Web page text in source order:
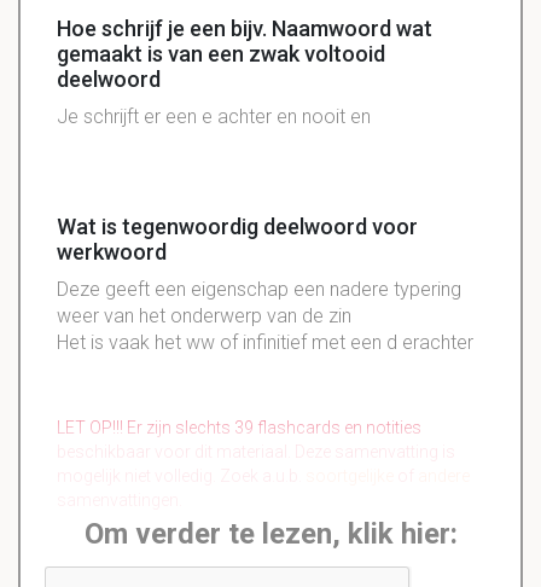
Hoe schrijf je een bijv. Naamwoord wat
gemaakt is van een zwak voltooid
deelwoord
Je schrijft er een e achter en nooit en
Wat is tegenwoordig deelwoord voor
werkwoord
Deze geeft een eigenschap een nadere typering
weer van het onderwerp van de zin
Het is vaak het ww of infinitief met een d erachter
LET OP!!! Er zijn slechts 39 flashcards en notities
beschikbaar voor dit materiaal. Deze samenvatting is
Om verder te lezen, klik hier: